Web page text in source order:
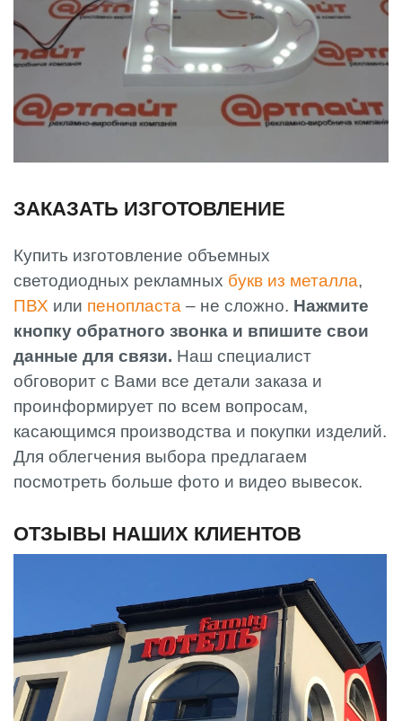
ЗАКАЗАТЬ ИЗГОТОВЛЕНИЕ
Купить изготовление объемных
светодиодных рекламных букв из металла,
ПВХ или пенопласта ‒ не сложно. Нажмите
кнопку обратного звонка и впишите свои
данные для связи. Наш специалист
обговорит с Вами все детали заказа и
проинформирует по всем вопросам,
касающимся производства и покупки изделий.
Для облегчения выбора предлагаем
посмотреть больше фото и видео вывесок.
ОТЗЫВЫ НАШИХ КЛИЕНТОВ